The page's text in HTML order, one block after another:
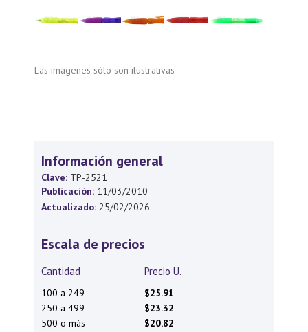
Las imágenes sólo son ilustrativas
Información general
Clave: TP-2521
Publicación: 11/03/2010
Actualizado: 25/02/2026
Escala de precios
Cantidad Precio U.
100 a 249
$25.91
250 a 499
$23.32
500 o más
$20.82